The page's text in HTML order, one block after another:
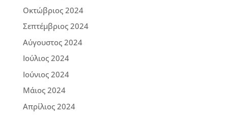
Οκτώβριος 2024
Σεπτέμβριος 2024
Αύγουστος 2024
Ιούλιος 2024
Ιούνιος 2024
Μάιος 2024
Απρίλιος 2024